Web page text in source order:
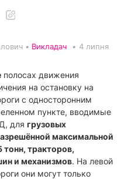
• Викладач • 4 липня
полосах движения
на остановку на
с односторонним
пункте, вводимые
для грузовых
максимальной
тонн, тракторов,
и механизмов. На левой
они могут только